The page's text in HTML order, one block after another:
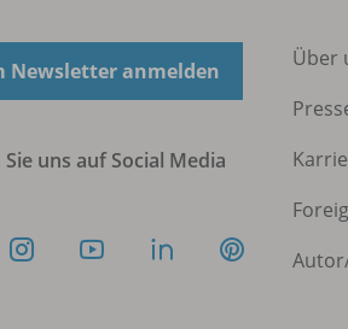
Newsletter anmelden
Sie uns auf Social Media
Über